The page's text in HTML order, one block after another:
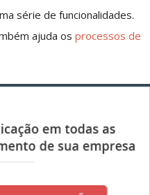
série de funcionalidades.
ajuda osprocessos de